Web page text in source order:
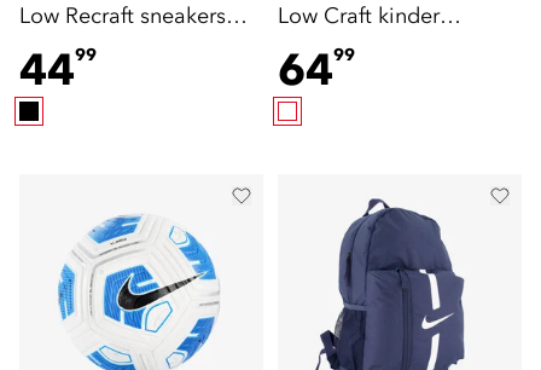
Low Recraft sneakers
zwart
4499
Low Craft kinder
sneakers wit
6499